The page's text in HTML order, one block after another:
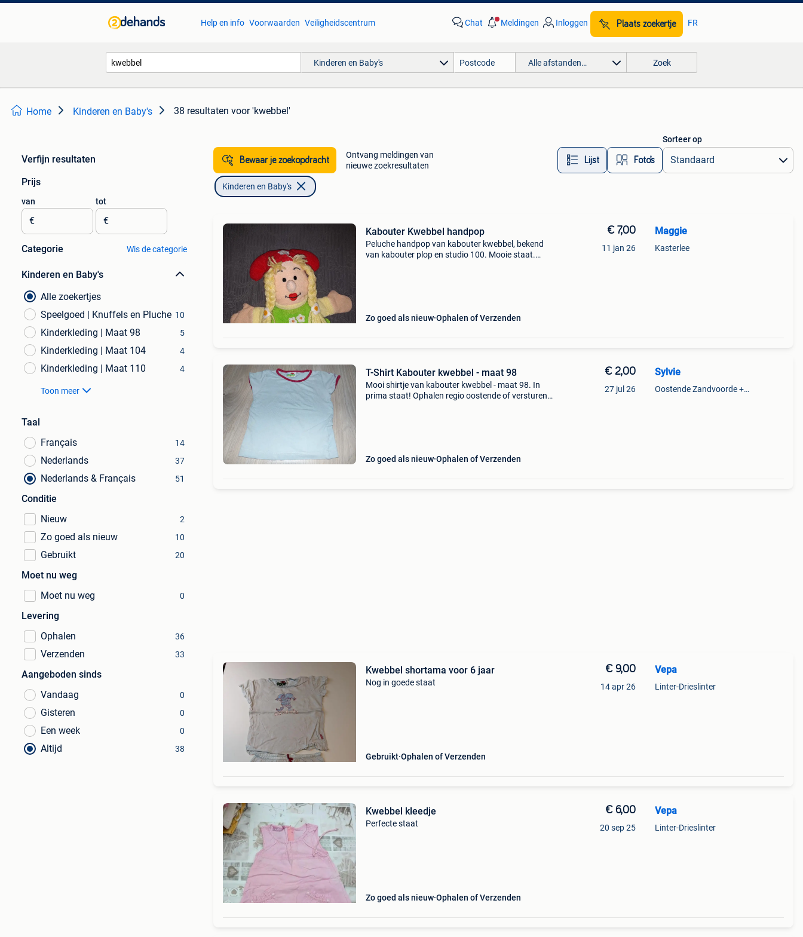
Help en info Voorwaarden Veiligheidscentrum Chat Meldingen Inloggen Plaats zoekertje FR
Kinderen en Baby's Alle afstanden… Zoek
Home Kinderen en Baby's 38 resultaten voor 'kwebbel'
Verfijn resultaten
Prijs
van
€
tot
€
Categorie Wis de categorie
Kinderen en Baby's
Alle zoekertjes
Speelgoed | Knuffels en Pluche 10
Kinderkleding | Maat 98 5
Kinderkleding | Maat 104 4
Kinderkleding | Maat 110 4
Toon meer
Taal
Français
14
Nederlands 37
Nederlands & Français 51
Conditie
Nieuw
2
Zo goed als nieuw 10
Gebruikt 20
Moet nu weg
Moet nu weg
0
Levering
Ophalen
36
Verzenden 33
Aangeboden sinds
Vandaag
0
Gisteren 0
Een week 0
Altijd 38
Bewaar je zoekopdracht
Ontvang meldingen van
nieuwe zoekresultaten
Lijst Foto’s
Sorteer op
Kinderen en Baby's
Kabouter Kwebbel handpop
Peluche handpop van kabouter kwebbel, bekend
van kabouter plop en studio 100. Mooie staat.
Zo goed als nieuw Ophalen of Verzenden
€ 7,00
11 jan 26
Maggie
Kasterlee
T-Shirt Kabouter kwebbel - maat 98
Mooi shirtje van kabouter kwebbel - maat 98. In
prima staat! Ophalen regio oostende of versturen
Zo goed als nieuw Ophalen of Verzenden
€ 2,00
27 jul 26
Sylvie
Oostende Zandvoorde +Oostende
Kwebbel shortama voor 6 jaar
Nog in goede staat
Gebruikt Ophalen of Verzenden
€ 9,00
14 apr 26
Vepa
Linter-Drieslinter
Kwebbel kleedje
Perfecte staat
Zo goed als nieuw Ophalen of Verzenden
€ 6,00
20 sep 25
Vepa
Linter-Drieslinter